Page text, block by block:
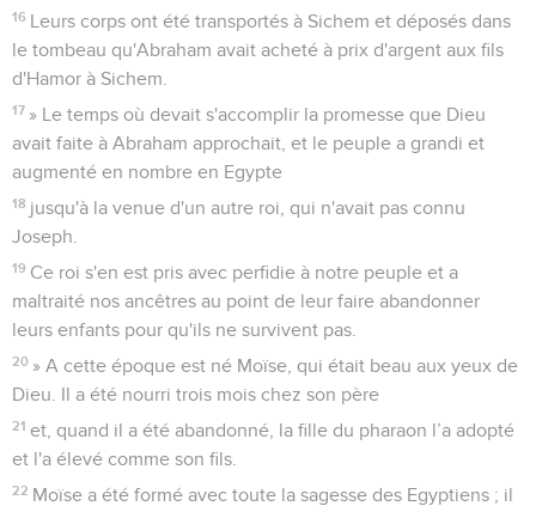
16 Leurs corps ont été transportés à Sichem et déposés dans
le tombeau qu'Abraham avait acheté à prix d'argent aux fils
d'Hamor à Sichem.
17 » Le temps où devait s'accomplir la promesse que Dieu
avait faite à Abraham approchait, et le peuple a grandi et
augmenté en nombre en Egypte
18 jusqu'à la venue d'un autre roi, qui n'avait pas connu
Joseph.
19 Ce roi s'en est pris avec perfidie à notre peuple et a
maltraité nos ancêtres au point de leur faire abandonner
leurs enfants pour qu'ils ne survivent pas.
20 » A cette époque est né Moïse, qui était beau aux yeux de
Dieu. Il a été nourri trois mois chez son père
21 et, quand il a été abandonné, la fille du pharaon l’a adopté
et l'a élevé comme son fils.
22 Moïse a été formé avec toute la sagesse des Egyptiens ; il